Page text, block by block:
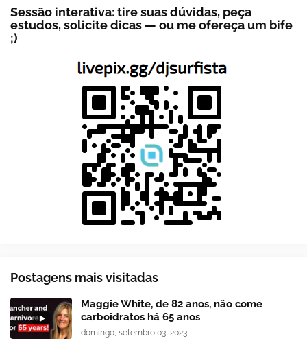
Sessão interativa: tire suas dúvidas, peça
estudos, solicite dicas — ou me ofereça um bife
;)
Postagens mais visitadas
Maggie White, de 82 anos, não come
carboidratos há 65 anos
domingo, setembro 03, 2023